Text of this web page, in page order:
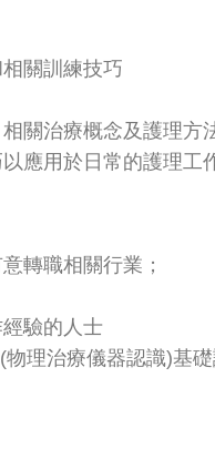
關訓練技巧
關治療概念及護理方
應用於日常的護理工
轉職相關行業；
驗的人士
理治療儀器認識)基